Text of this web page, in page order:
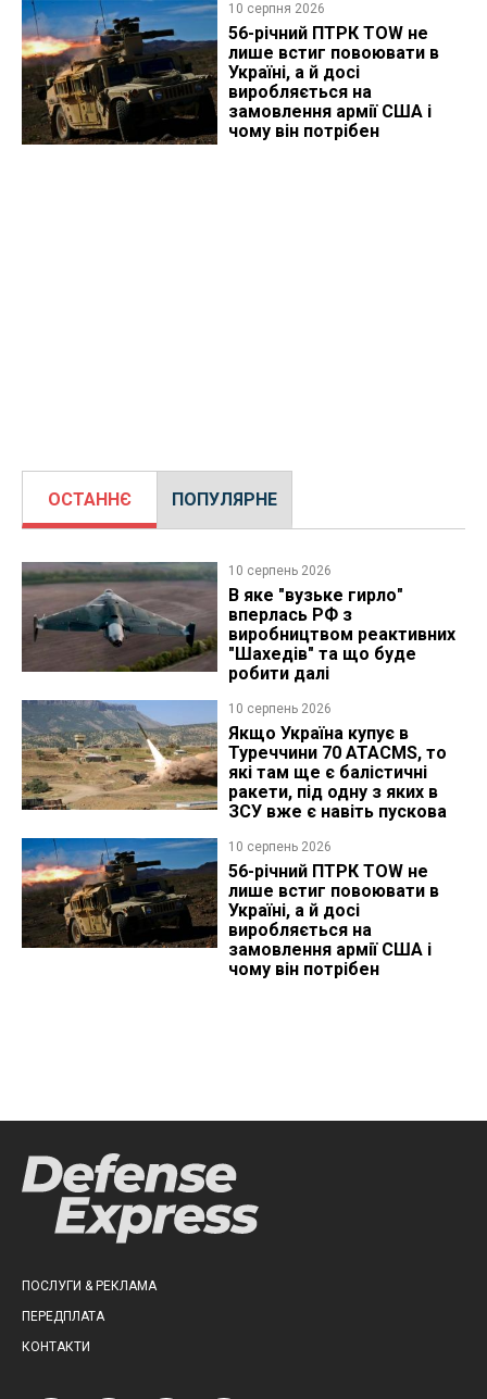
10 серпня 2026
56-річний ПТРК TOW не
лише встиг повоювати в
Україні, а й досі
виробляється на
замовлення армії США і
чому він потрібен
ОСТАННЄ ПОПУЛЯРНЕ
10 серпень 2026
В яке "вузьке гирло"
вперлась РФ з
виробництвом реактивних
"Шахедів" та що буде
робити далі
10 серпень 2026
Якщо Україна купує в
Туреччини 70 ATACMS, то
які там ще є балістичні
ракети, під одну з яких в
ЗСУ вже є навіть пускова
10 серпень 2026
56-річний ПТРК TOW не
лише встиг повоювати в
Україні, а й досі
виробляється на
замовлення армії США і
чому він потрібен
ПОСЛУГИ & РЕКЛАМА
ПЕРЕДПЛАТА
КОНТАКТИ